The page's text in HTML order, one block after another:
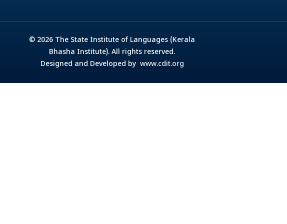
© 2026 The State Institute of Languages (Kerala
Bhasha Institute). All rights reserved.
Designed and Developed by www.cdit.org